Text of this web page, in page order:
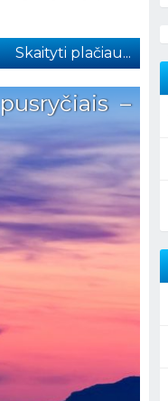
Skaityti plačiau...
–